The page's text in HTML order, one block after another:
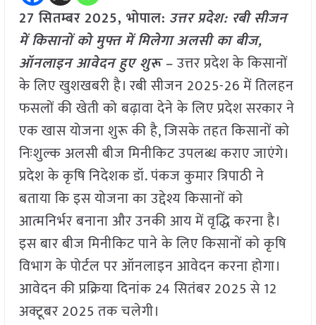
27 सितम्बर 2025, भोपाल: उत्तर प्रदेश: रबी सीजन
में किसानों को मुफ्त में मिलेगा अलसी का बीज,
ऑनलाइन आवेदन हुए शुरू –उत्तर प्रदेश के किसानों
के लिए खुशखबरी है। रबी सीजन 2025-26 में तिलहन
फसलों की खेती को बढ़ावा देने के लिए प्रदेश सरकार ने
एक खास योजना शुरू की है, जिसके तहत किसानों को
निःशुल्क अलसी बीज मिनीकिट उपलब्ध कराए जाएंगे।
प्रदेश के कृषि निदेशक डॉ. पंकज कुमार त्रिपाठी ने
बताया कि इस योजना का उद्देश्य किसानों को
आत्मनिर्भर बनाना और उनकी आय में वृद्धि करना है।
इस बार बीज मिनीकिट पाने के लिए किसानों को कृषि
विभाग के पोर्टल पर ऑनलाइन आवेदन करना होगा।
आवेदन की प्रक्रिया दिनांक 24 सितंबर 2025 से 12
अक्टूबर 2025 तक चलेगी।